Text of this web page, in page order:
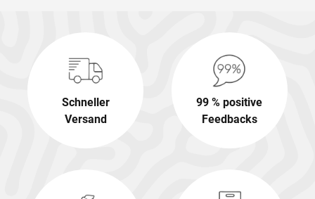
Schneller
Versand
99 % positive
Feedbacks